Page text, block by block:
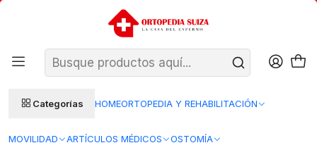
Categorías HOMEORTOPEDIA Y REHABILITACIÓN
MOVILIDAD ARTÍCULOS MÉDICOS OSTOMÍA
SANTIAGO: ENTREGA AL DÍA HÁBIL SIGUIENTE (L–V)
REGIONES 48–72 HORAS HÁBILES
Insumos Medicos Accesorios de Procedimiento
AABAJALE – Cranberry Bajalengua Madera Tam. Estándar - 100
Unidades